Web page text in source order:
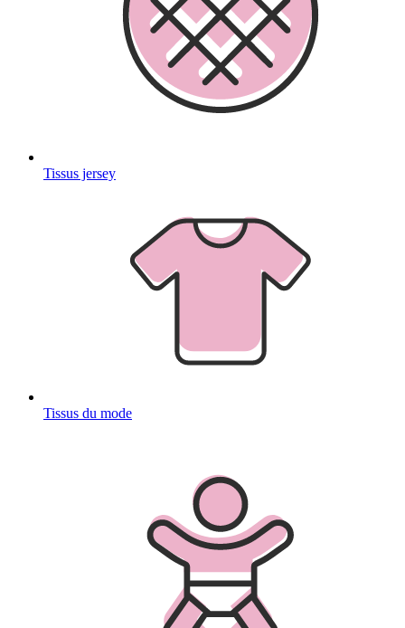
Tissus jersey
Tissus du mode